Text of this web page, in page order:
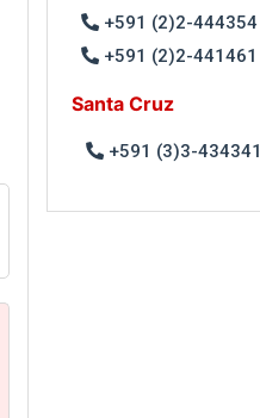
+591 (2)2-444354
+591 (2)2-441461
Santa Cruz
+591 (3)3-434341